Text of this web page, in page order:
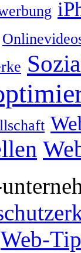
Web-